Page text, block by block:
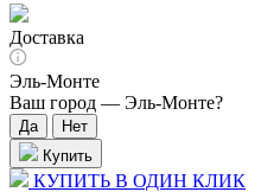
Доставка
Эль-Монте
Ваш город — Эль-Монте?
Купить
КУПИТЬ В ОДИН КЛИК